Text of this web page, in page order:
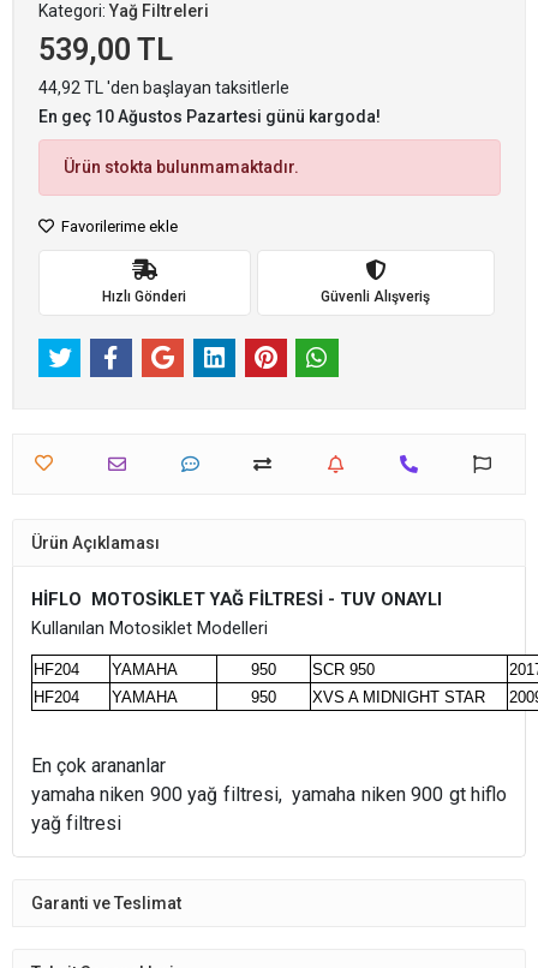
Kategori:Yağ Filtreleri
539,00 TL
44,92 TL 'den başlayan taksitlerle
En geç 10 Ağustos Pazartesi günü kargoda!
Ürün stokta bulunmamaktadır.
Favorilerime ekle
Hızlı Gönderi Güvenli Alışveriş
Ürün Açıklaması
HİFLO MOTOSİKLET YAĞ FİLTRESİ - TUV ONAYLI
Kullanılan Motosiklet Modelleri
HF204 YAMAHA 950 SCR 950
HF204
YAMAHA 950 XVS A MIDNIGHT STAR
En çok arananlar
yamaha niken 900 yağ filtresi, yamaha niken 900 gt hiflo
yağ filtresi
Garanti ve Teslimat